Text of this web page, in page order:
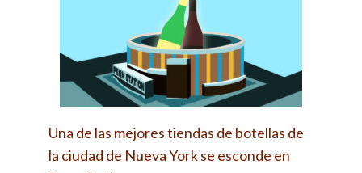
Una de las mejores tiendas de botellas de
la ciudad de Nueva York se esconde en